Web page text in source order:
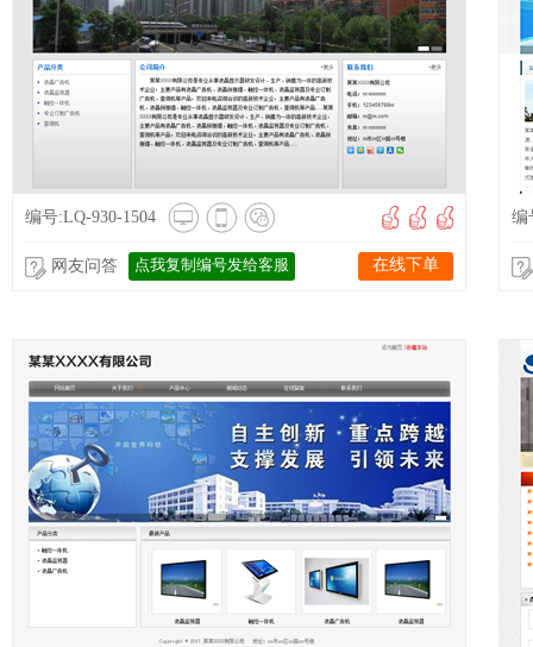
编号:LQ-930-1504
网友问答 点我复制编号发给客服 在线下单
编